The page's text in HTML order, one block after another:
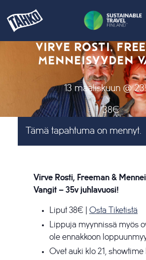
VIRVE ROSTI,
MENNEISYYDEN
13 maaliskuun @
38€
Tämä tapahtuma on mennyt.
Virve Rosti, Freeman &
Vangit – 35v juhlavuosi!
Liput 38€ | Osta Tiketistä
Lippuja myynnissä myös
ole ennakkoon
Ovet auki klo 21, showtime